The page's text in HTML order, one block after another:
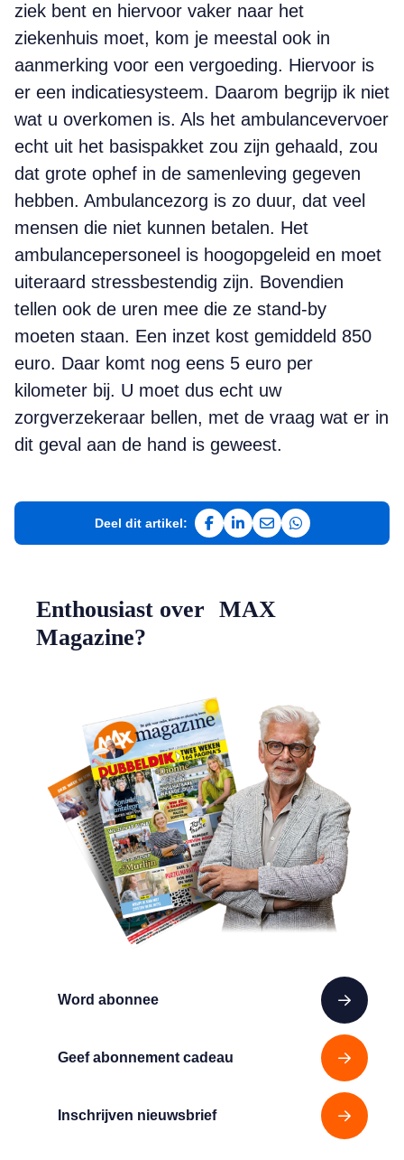
ziek bent en hiervoor vaker naar het
ziekenhuis moet, kom je meestal ook in
aanmerking voor een vergoeding. Hiervoor is
er een indicatiesysteem. Daarom begrijp ik niet
wat u overkomen is. Als het ambulancevervoer
echt uit het basispakket zou zijn gehaald, zou
dat grote ophef in de samenleving gegeven
hebben. Ambulancezorg is zo duur, dat veel
mensen die niet kunnen betalen. Het
ambulancepersoneel is hoogopgeleid en moet
uiteraard stressbestendig zijn. Bovendien
tellen ook de uren mee die ze stand-by
moeten staan. Een inzet kost gemiddeld 850
euro. Daar komt nog eens 5 euro per
kilometer bij. U moet dus echt uw
zorgverzekeraar bellen, met de vraag wat er in
dit geval aan de hand is geweest.
Deel dit artikel:
Deel op Facebook
Deel op LinkedIn
Deel via e-mail
Deel via
Word abonnee
Geef abonnement cadeau
Inschrijven nieuwsbrief
Enthousiast over MAX
Magazine?